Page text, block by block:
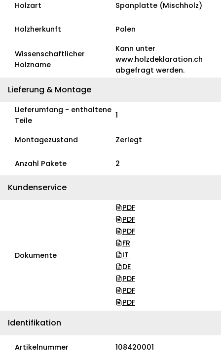
Holzart Spanplatte (Mischholz)
Holzherkunft Polen
Wissenschaftlicher
Holzname
Kann unter
www.holzdeklaration.ch
abgefragt werden.
Lieferung & Montage
Lieferumfang - enthaltene
Teile
1
Montagezustand Zerlegt
Anzahl Pakete 2
Kundenservice
Dokumente
PDF
PDF
PDF
FR
IT
DE
PDF
PDF
PDF
Identifikation
Artikelnummer 108420001